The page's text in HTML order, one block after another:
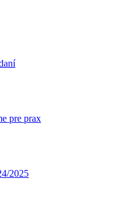
pre prax
2025